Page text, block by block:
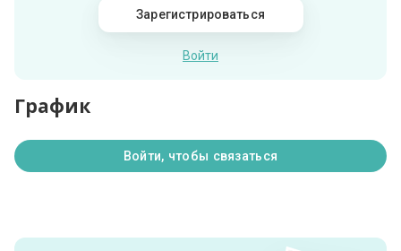
Зарегистрироваться
Войти
График
Войти, чтобы связаться